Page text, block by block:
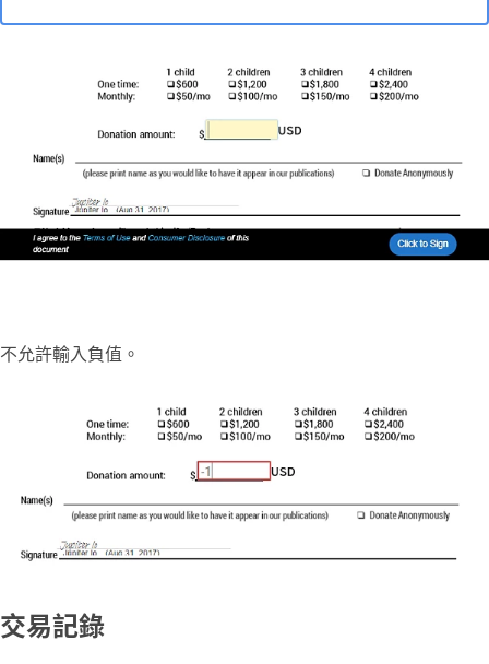
不允許輸入負值。
交易記錄